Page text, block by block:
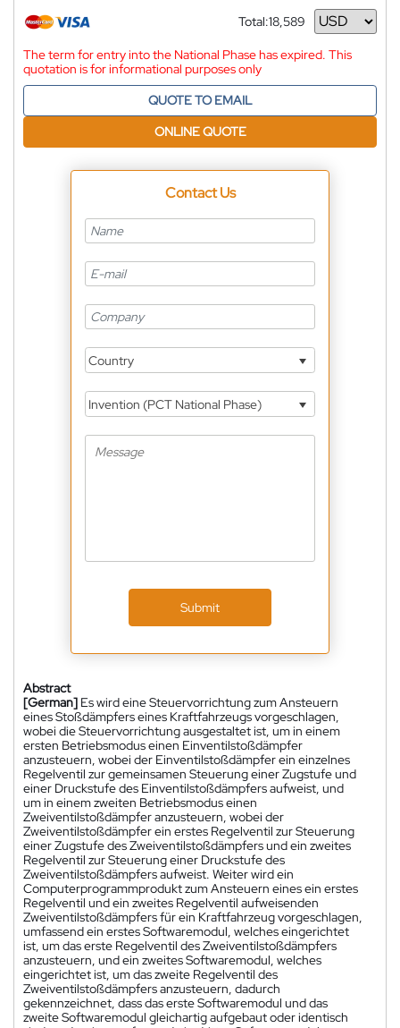
Total:18,589
Currency
The term for entry into the National Phase has expired. This
quotation is for informational purposes only
QUOTE TO EMAIL
ONLINE QUOTE
Contact Us
Country
Invention (PCT National Phase)
Submit
Abstract
[German] Es wird eine Steuervorrichtung zum Ansteuern
eines Stoßdämpfers eines Kraftfahrzeugs vorgeschlagen,
wobei die Steuervorrichtung ausgestaltet ist, um in einem
ersten Betriebsmodus einen Einventilstoßdämpfer
anzusteuern, wobei der Einventilstoßdämpfer ein einzelnes
Regelventil zur gemeinsamen Steuerung einer Zugstufe und
einer Druckstufe des Einventilstoßdämpfers aufweist, und
um in einem zweiten Betriebsmodus einen
Zweiventilstoßdämpfer anzusteuern, wobei der
Zweiventilstoßdämpfer ein erstes Regelventil zur Steuerung
einer Zugstufe des Zweiventilstoßdämpfers und ein zweites
Regelventil zur Steuerung einer Druckstufe des
Zweiventilstoßdämpfers aufweist. Weiter wird ein
Computerprogrammprodukt zum Ansteuern eines ein erstes
Regelventil und ein zweites Regelventil aufweisenden
Zweiventilstoßdämpfers für ein Kraftfahrzeug vorgeschlagen,
umfassend ein erstes Softwaremodul, welches eingerichtet
ist, um das erste Regelventil des Zweiventilstoßdämpfers
anzusteuern, und ein zweites Softwaremodul, welches
eingerichtet ist, um das zweite Regelventil des
Zweiventilstoßdämpfers anzusteuern, dadurch
gekennzeichnet, dass das erste Softwaremodul und das
zweite Softwaremodul gleichartig aufgebaut oder identisch